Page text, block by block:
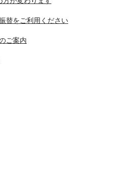
替をご利用ください
ご案内